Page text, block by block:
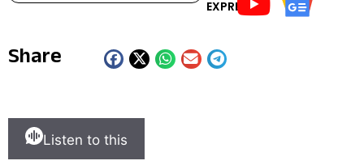
EXPRESS
Share
Listen to this